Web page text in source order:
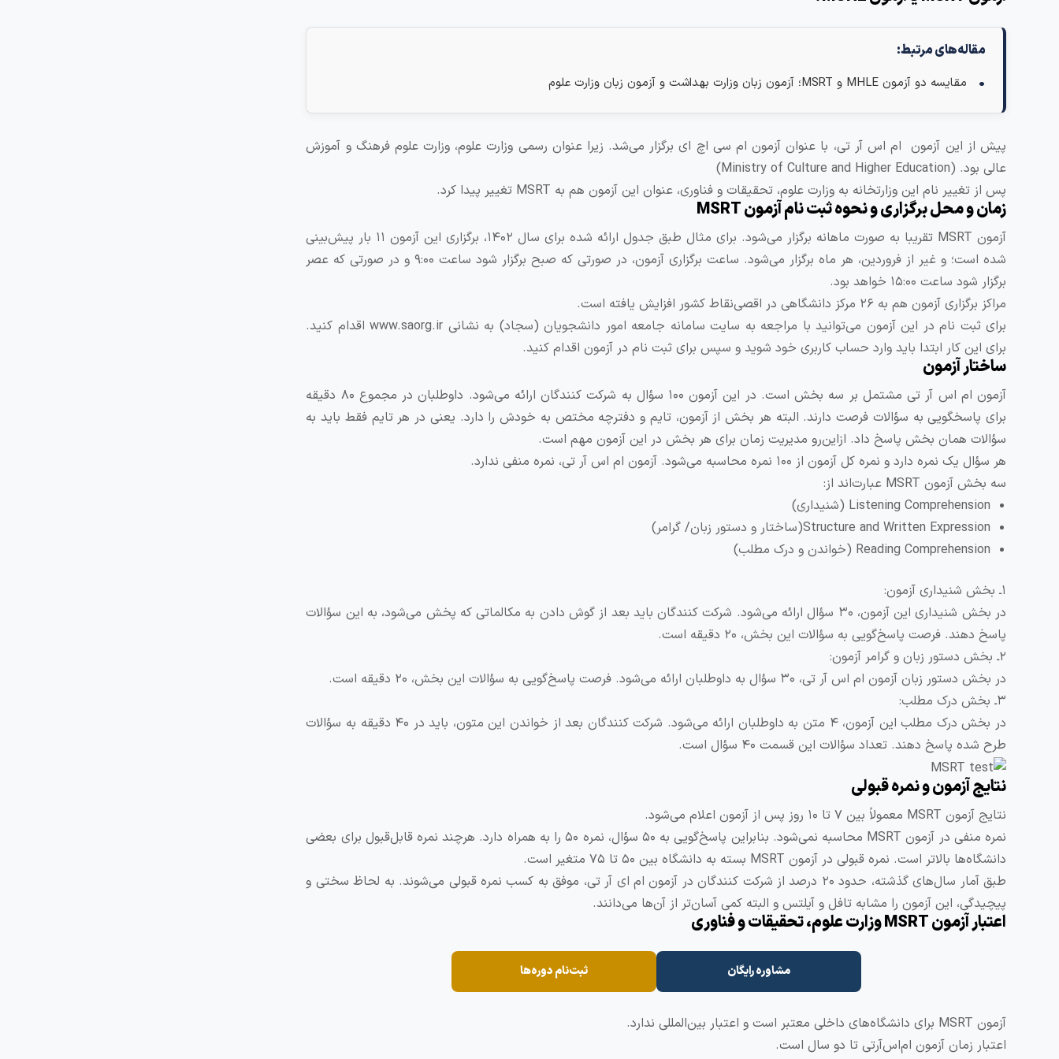
مقاله‌های مرتبط:
مقایسه دو آزمون MHLE و MSRT؛ آزمون زبان وزارت بهداشت و آزمون زبان وزارت علوم
پیش از این آزمون ام اس آر تی، با عنوان آزمون ام سی اچ ای برگزار می‌شد. زیرا عنوان رسمی وزارت علوم، وزارت علوم فرهنگ و آموزش
عالی بود. (Ministry of Culture and Higher Education)
پس از تغییر نام این وزارتخانه به وزارت علوم، تحقیقات و فناوری، عنوان این آزمون هم به MSRT تغییر پیدا کرد.
زمان و محل برگزاری و نحوه ثبت نام آزمون MSRT
آزمون MSRT تقریبا به صورت ماهانه برگزار می‌شود. برای مثال طبق جدول ارائه شده برای سال ۱۴۰۲، برگزاری این آزمون ۱۱ بار پیش‌بینی
شده است؛ و غیر از فروردین، هر ماه برگزار می‌شود. ساعت برگزاری آزمون، در صورتی که صبح برگزار شود ساعت ۹:۰۰ و در صورتی که عصر
برگزار شود ساعت ۱۵:۰۰ خواهد بود.
مراکز برگزاری آزمون هم به ۲۶ مرکز دانشگاهی در اقصی‌نقاط کشور افزایش یافته است.
برای ثبت نام در این آزمون می‌توانید با مراجعه به سایت سامانه جامعه امور دانشجویان (سجاد) به نشانی www.saorg.ir اقدام کنید.
برای این کار ابتدا باید وارد حساب کاربری خود شوید و سپس برای ثبت نام در آزمون اقدام کنید.
ساختار آزمون
آزمون ام اس آر تی مشتمل بر سه بخش است. در این آزمون ۱۰۰ سؤال به شرکت کنندگان ارائه می‌شود. داوطلبان در مجموع ۸۰ دقیقه
برای پاسخگویی به سؤالات فرصت دارند. البته هر بخش از آزمون، تایم و دفترچه مختص به خودش را دارد. یعنی در هر تایم فقط باید به
سؤالات همان بخش پاسخ داد. ازاین‌رو مدیریت زمان برای هر بخش در این آزمون مهم است.
هر سؤال یک نمره دارد و نمره کل آزمون از ۱۰۰ نمره محاسبه می‌شود. آزمون ام اس آر تی، نمره منفی ندارد.
سه بخش آزمون MSRT عبارت‌اند از:
Listening Comprehension (شنیداری)
Structure and Written Expression(ساختار و دستور زبان/ گرامر)
Reading Comprehension (خواندن و درک مطلب)
۱ـ بخش شنیداری آزمون:
در بخش شنیداری این آزمون، ۳۰ سؤال ارائه می‌شود. شرکت کنندگان باید بعد از گوش دادن به مکالماتی که پخش می‌شود، به این سؤالات
پاسخ دهند. فرصت پاسخ‌گویی به سؤالات این بخش، ۲۰ دقیقه است.
۲ـ بخش دستور زبان و گرامر آزمون:
در بخش دستور زبان آزمون ام‌ اس آر تی، ۳۰ سؤال به داوطلبان ارائه می‌شود. فرصت پاسخ‌گویی به سؤالات این بخش، ۲۰ دقیقه است.
۳ـ بخش درک مطلب:
در بخش درک مطلب این آزمون، ۴ متن به داوطلبان ارائه می‌شود. شرکت کنندگان بعد از خواندن این متون، باید در ۴۰ دقیقه به سؤالات
طرح شده پاسخ دهند. تعداد سؤالات این قسمت ۴۰ سؤال است.
نتایج آزمون و نمره قبولی
نتایج آزمون MSRT معمولاً بین ۷ تا ۱۰ روز پس از آزمون اعلام می‌شود.
نمره منفی در آزمون MSRT محاسبه نمی‌شود. بنابراین پاسخ‌گویی به ۵۰ سؤال، نمره ۵۰ را به همراه دارد. هرچند نمره قابل‌قبول برای بعضی
دانشگاه‌ها بالاتر است. نمره قبولی در آزمون MSRT بسته به دانشگاه بین ۵۰ تا ۷۵ متغیر است.
طبق آمار سال‌های گذشته، حدود ۲۰ درصد از شرکت‌ کنندگان در آزمون ام ای آر تی، موفق به کسب نمره قبولی می‌شوند. به لحاظ سختی و
پیچیدگی، این آزمون را مشابه تافل و آیلتس و البته کمی آسان‌تر از آن‌ها می‌دانند.
اعتبار آزمون MSRT وزارت علوم، تحقیقات و فناوری
مشاوره رایگان ثبت‌نام دوره‌ها
آزمون MSRT برای دانشگاه‌های داخلی معتبر است و اعتبار بین‌المللی ندارد.
اعتبار زمان آزمون ام‌اس‌آرتی تا دو سال است.